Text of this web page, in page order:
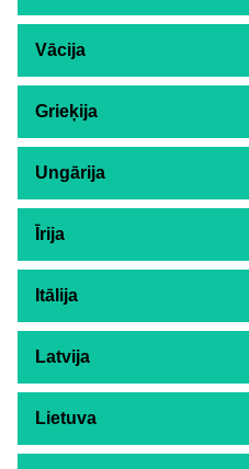
Vācija
Grieķija
Ungārija
Īrija
Itālija
Latvija
Lietuva